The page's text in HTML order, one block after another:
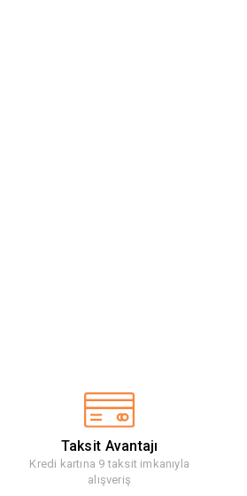
Taksit Avantajı
Kredi kartına 9 taksit imkanıyla
alışveriş